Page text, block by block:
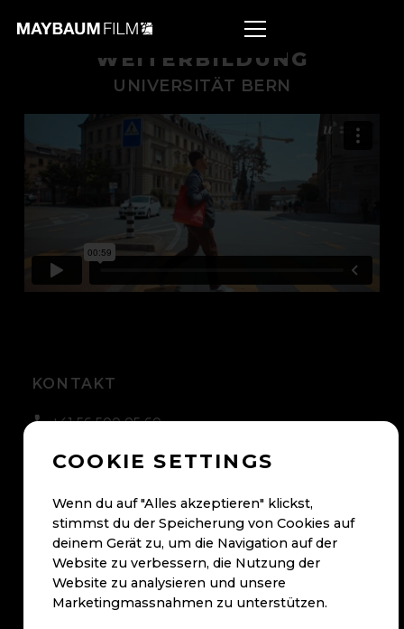
WEITERBILDUNG
UNIVERSITÄT BERN
KONTAKT
+41 56 500 05 60
BADEN
Maybaum AG
Bruggerstrasse 37
Merker-Areal
COOKIE SETTINGS
Wenn du auf "Alles akzeptieren" klickst,
stimmst du der Speicherung von Cookies auf
deinem Gerät zu, um die Navigation auf der
Website zu verbessern, die Nutzung der
Website zu analysieren und unsere
Marketingmassnahmen zu unterstützen.